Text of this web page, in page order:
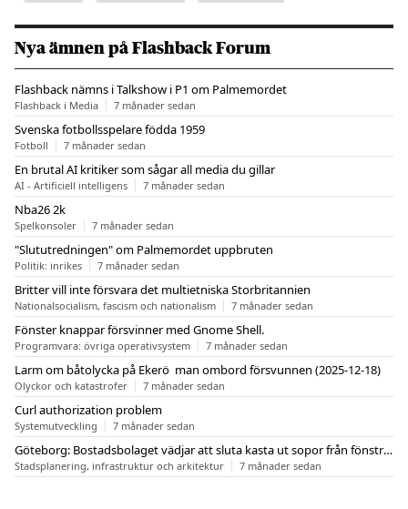
Nya ämnen på Flashback Forum
Flashback nämns i Talkshow i P1 om Palmemordet
Flashback i Media 7 månader sedan
Svenska fotbollsspelare födda 1959
Fotboll 7 månader sedan
En brutal AI kritiker som sågar all media du gillar
AI - Artificiell intelligens 7 månader sedan
Nba26 2k
Spelkonsoler 7 månader sedan
"Slututredningen" om Palmemordet uppbruten
Politik: inrikes 7 månader sedan
Britter vill inte försvara det multietniska Storbritannien
Nationalsocialism, fascism och nationalism 7 månader sedan
Fönster knappar försvinner med Gnome Shell.
Programvara: övriga operativsystem 7 månader sedan
Larm om båtolycka på Ekerö  man ombord försvunnen (2025-12-18)
Olyckor och katastrofer 7 månader sedan
Curl authorization problem
Systemutveckling 7 månader sedan
Göteborg: Bostadsbolaget vädjar att sluta kasta ut sopor från fönstren
Stadsplanering, infrastruktur och arkitektur 7 månader sedan